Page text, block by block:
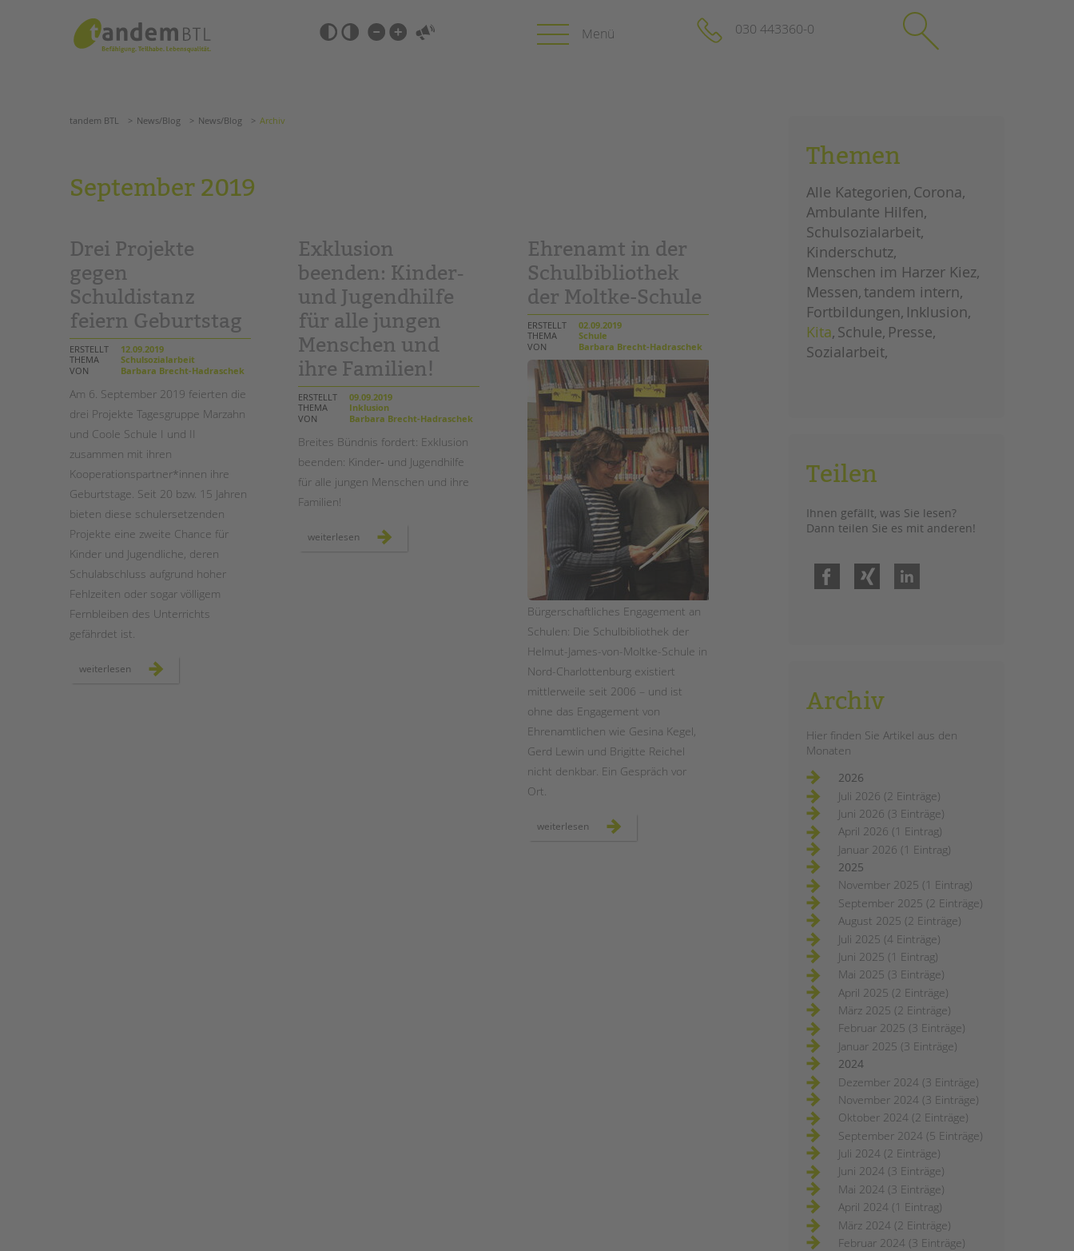
Barrierefrei-
Einstellungen
überspringen
ANGEBOTE
KITA & FRÜHE HILFEN
Grundschulen
Oberschulen
Förderzentren
Kollegs
EFöB
Schulbezogene Sozialarbeit
Tagesgruppen
HILFEN ZUR ERZIEHUNG
BETREUTES WOHNEN
TANDEM BTL AKADEMIE
Zertfikatskurse
Seminarkalender
Seminarräume
STADTTEILARBEIT
Gesellschafter VdK
schoolcoach BTL
tandem international
NEWS/BLOG
unkuerzbar
Briefe an Kai
PRESSE
Magazin
Impressum
Datenschutz
Hinweisgebersystem
Intranet
tandem BTL News/Blog schließen
030 443360-0
Suchen
tandem BTL News/Blog News/Blog Archiv
September 2019
Drei Projekte
gegen
Schuldistanz
feiern Geburtstag
ERSTELLT
12.09.2019
THEMA
Schulsozialarbeit
VON
Barbara Brecht-Hadraschek
Am 6. September 2019 feierten die
drei Projekte Tagesgruppe Marzahn
und Coole Schule I und II
zusammen mit ihren
Kooperationspartner*innen ihre
Geburtstage. Seit 20 bzw. 15 Jahren
bieten diese schulersetzenden
Projekte eine zweite Chance für
Kinder und Jugendliche, deren
Schulabschluss aufgrund hoher
Fehlzeiten oder sogar völligem
Fernbleiben des Unterrichts
gefährdet ist.
weiterlesen
projekte
Exklusion
beenden: Kinder‐
und Jugendhilfe
für alle jungen
Menschen und
ihre Familien!
ERSTELLT
09.09.2019
THEMA
Inklusion
VON
Barbara Brecht-Hadraschek
Breites Bündnis fordert: Exklusion
beenden: Kinder‐ und Jugendhilfe
für alle jungen Menschen und ihre
Familien!
weiterlesen exklusion
beenden:
Ehrenamt in der
Schulbibliothek
der Moltke-Schule
ERSTELLT
02.09.2019
THEMA
Schule
VON
Barbara Brecht-Hadraschek
Bürgerschaftliches Engagement an
Schulen: Die Schulbibliothek der
Helmut-James-von-Moltke-Schule in
Nord-Charlottenburg existiert
mittlerweile seit 2006 – und ist
ohne das Engagement von
Ehrenamtlichen wie Gesina Kegel,
Gerd Lewin und Brigitte Reichel
nicht denkbar. Ein Gespräch vor
Ort.
weiterlesen ehrenamt
Themen
Alle Kategorien Corona
Ambulante Hilfen
Schulsozialarbeit
Kinderschutz
Menschen im Harzer Kiez
Messen tandem intern
Fortbildungen Inklusion
Kita Schule Presse
Sozialarbeit
Teilen
Ihnen gefällt, was Sie lesen?
Dann teilen Sie es mit anderen!
Facebook
Archiv
Hier finden Sie Artikel aus den
Monaten
2026
Juli 2026 (2 Einträge)
Juni 2026 (3 Einträge)
April 2026 (1 Eintrag)
Januar 2026 (1 Eintrag)
2025
November 2025 (1 Eintrag)
September 2025 (2 Einträge)
August 2025 (2 Einträge)
Juli 2025 (4 Einträge)
Juni 2025 (1 Eintrag)
Mai 2025 (3 Einträge)
April 2025 (2 Einträge)
März 2025 (2 Einträge)
Februar 2025 (3 Einträge)
Januar 2025 (3 Einträge)
2024
Dezember 2024 (3 Einträge)
November 2024 (3 Einträge)
Oktober 2024 (2 Einträge)
September 2024 (5 Einträge)
Juli 2024 (2 Einträge)
Juni 2024 (3 Einträge)
Mai 2024 (3 Einträge)
April 2024 (1 Eintrag)
März 2024 (2 Einträge)
Februar 2024 (3 Einträge)